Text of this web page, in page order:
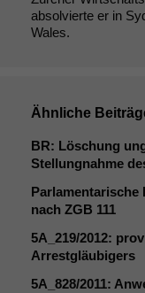
absolvierte er in
Wales.
Ähnliche
BR: Löschung
Stellungnahme
Parlamentarische
nach ZGB 111
5A_219/2012:
Arrestgläubigers
5A_828/2011: